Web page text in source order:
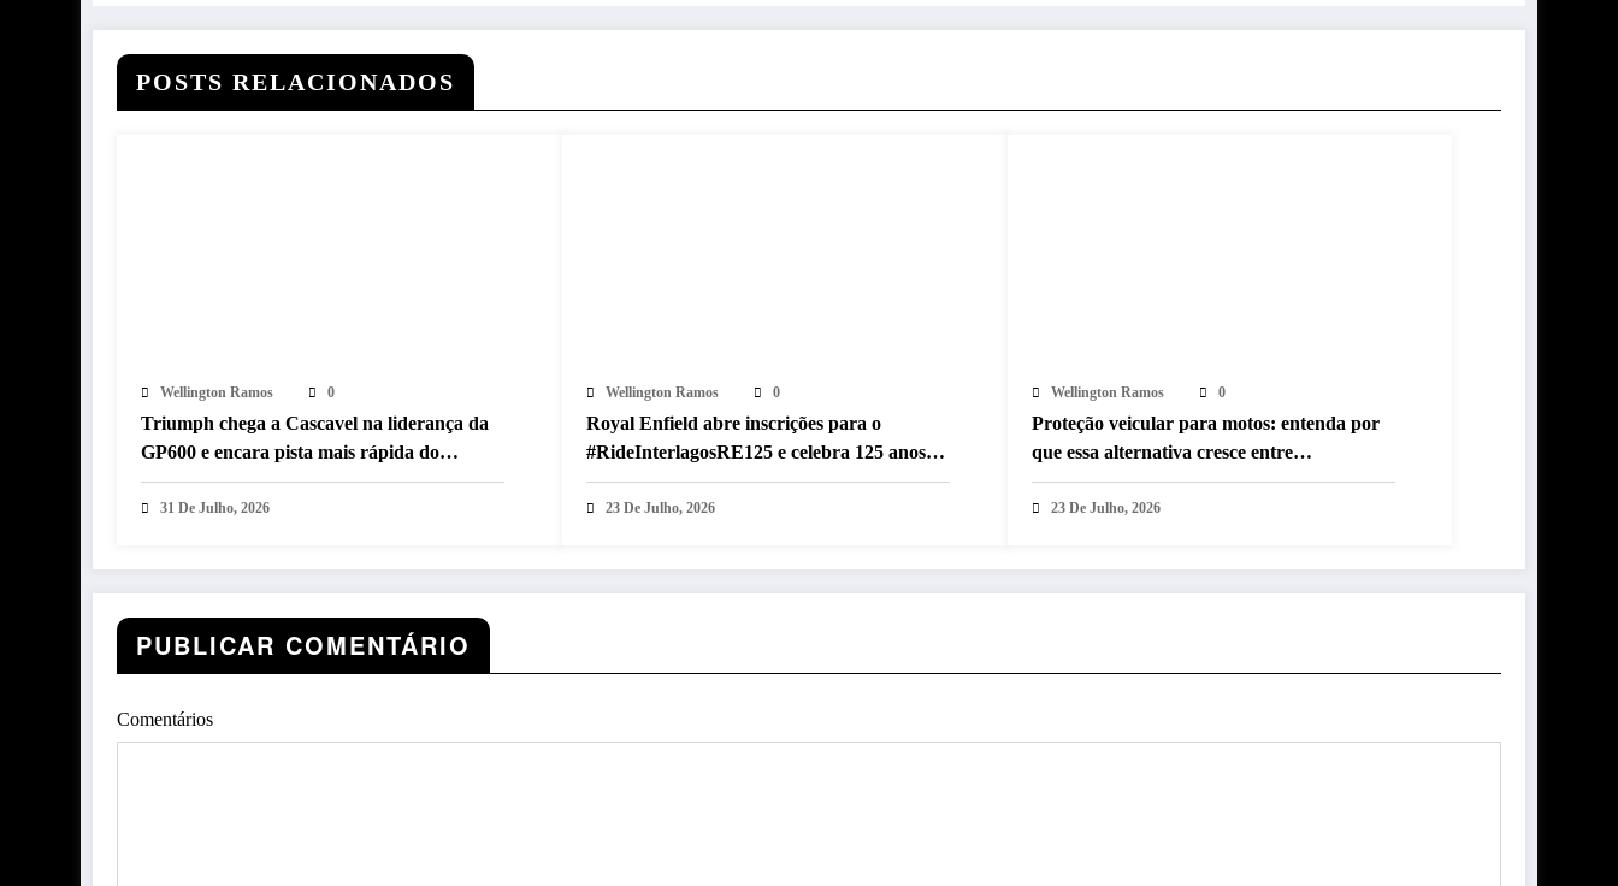
POSTS RELACIONADOS
Wellington Ramos 0
Triumph chega a Cascavel na liderança da
GP600 e encara pista mais rápida do
MOTO1000GP 2026
31 De Julho, 2026
Wellington Ramos 0
Royal Enfield abre inscrições para o
#RideInterlagosRE125 e celebra 125 anos
com desfile histórico em Interlagos
23 De Julho, 2026
Wellington Ramos 0
Proteção veicular para motos: entenda por
que essa alternativa cresce entre
motociclistas no Brasil
23 De Julho, 2026
PUBLICAR COMENTÁRIO
Comentários